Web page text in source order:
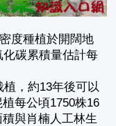
度種植於開闊地
碳累積量估計每
植，約13年後可以
每公頃1750株16
與肖楠人工林生